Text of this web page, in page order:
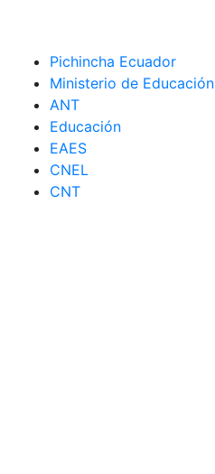
Pichincha Ecuador
Ministerio de Educación
ANT
Educación
EAES
CNEL
CNT